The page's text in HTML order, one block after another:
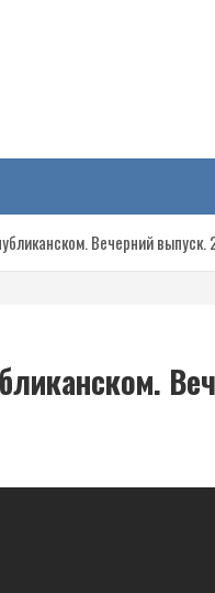
на
Вечерний выпуск.